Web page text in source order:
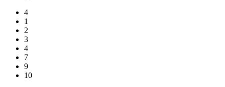
4
1
2
3
4
7
9
10